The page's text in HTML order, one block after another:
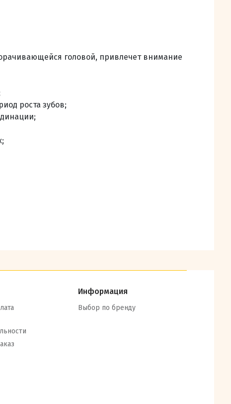
головой, привлечет внимание
роста зубов;
Информация
Выбор по бренду